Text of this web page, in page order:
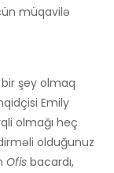
müqavilə
bir şey olmaq
Emily
olmağı heç
olduğunuz
Ofis bacardı,